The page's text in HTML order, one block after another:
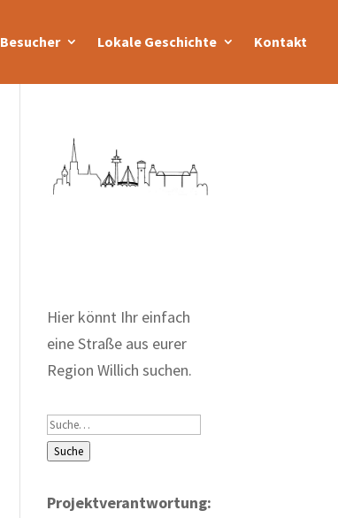
Besucher Lokale Geschichte Kontakt
Hier könnt Ihr einfach
eine Straße aus eurer
Region Willich suchen.
Suche
Suche
Projektverantwortung: